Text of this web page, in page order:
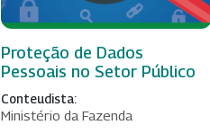
Proteção de Dados
Pessoais no Setor Público
Conteudista:
Ministério da Fazenda